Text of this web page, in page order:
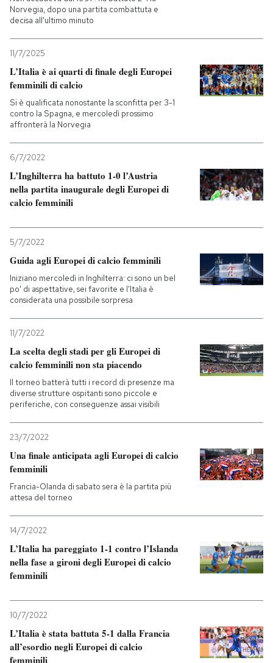
Norvegia, dopo una partita combattuta e
decisa all'ultimo minuto
11/7/2025
L’Italia è ai quarti di finale degli Europei
femminili di calcio
Si è qualificata nonostante la sconfitta per 3-1
contro la Spagna, e mercoledì prossimo
affronterà la Norvegia
6/7/2022
L’Inghilterra ha battuto 1-0 l’Austria
nella partita inaugurale degli Europei di
calcio femminili
5/7/2022
Guida agli Europei di calcio femminili
Iniziano mercoledì in Inghilterra: ci sono un bel
po' di aspettative, sei favorite e l'Italia è
considerata una possibile sorpresa
11/7/2022
La scelta degli stadi per gli Europei di
calcio femminili non sta piacendo
Il torneo batterà tutti i record di presenze ma
diverse strutture ospitanti sono piccole e
periferiche, con conseguenze assai visibili
23/7/2022
Una finale anticipata agli Europei di calcio
femminili
Francia-Olanda di sabato sera è la partita più
attesa del torneo
14/7/2022
L’Italia ha pareggiato 1-1 contro l’Islanda
nella fase a gironi degli Europei di calcio
femminili
10/7/2022
L’Italia è stata battuta 5-1 dalla Francia
all’esordio negli Europei di calcio
femminili